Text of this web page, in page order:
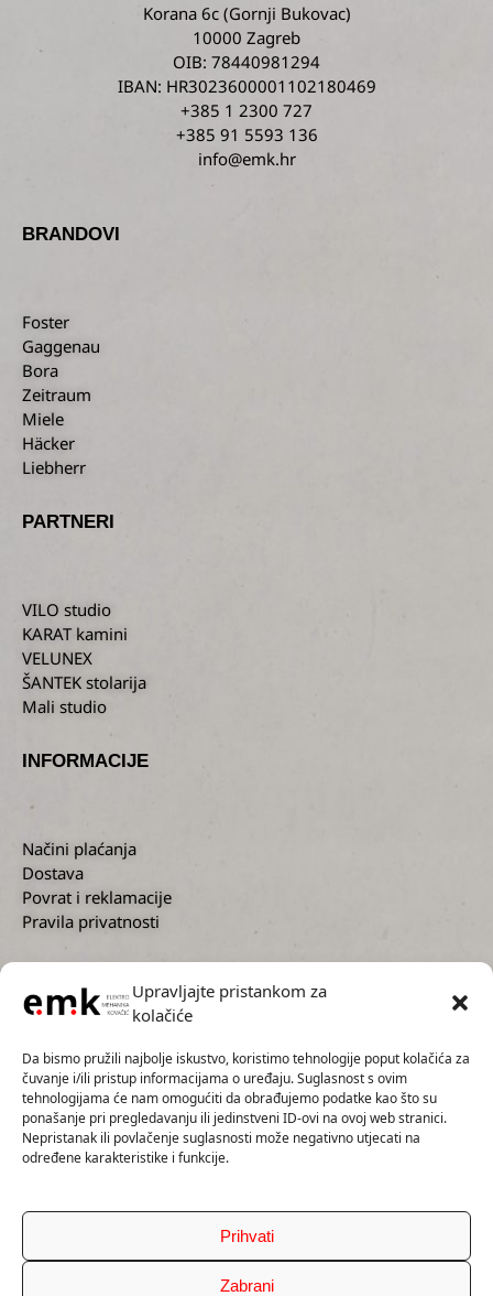
Upravljajte pristankom za
kolačiće
Da bismo pružili najbolje iskustvo, koristimo tehnologije poput kolačića za
čuvanje i/ili pristup informacijama o uređaju. Suglasnost s ovim
tehnologijama će nam omogućiti da obrađujemo podatke kao što su
ponašanje pri pregledavanju ili jedinstveni ID-ovi na ovoj web stranici.
Nepristanak ili povlačenje suglasnosti može negativno utjecati na
određene karakteristike i funkcije.
Prihvati
Zabrani
Korana 6c(Gornji Bukovac)
10000 Zagreb
OIB: 78440981294
IBAN: HR3023600001102180469
+385 1 2300 727
+385 91 5593 136
info@emk.hr
BRANDOVI
Foster
Gaggenau
Bora
Zeitraum
Miele
Häcker
Liebherr
PARTNERI
VILO studio
KARAT kamini
VELUNEX
ŠANTEK stolarija
Mali studio
INFORMACIJE
Načini plaćanja
Dostava
Povrat i reklamacije
Pravila privatnosti
KORISNIČKA PODRŠKA
+385 1 2300 727
+385 91 5593 136
servis@emk.hr